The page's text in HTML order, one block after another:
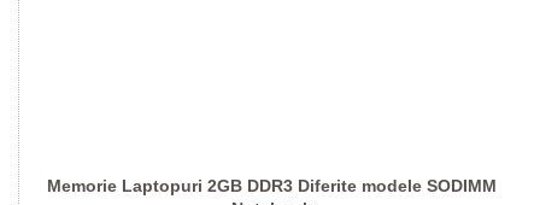
Memorie Laptopuri 2GB DDR3 Diferite modele SODIMM